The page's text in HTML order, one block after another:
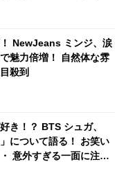
NewJeans ミンジ、涙
魅力倍増！ 自然体な雰
殺到
き！？ BTS シュガ、
について語る！ お笑い
意外すぎる一面に注目